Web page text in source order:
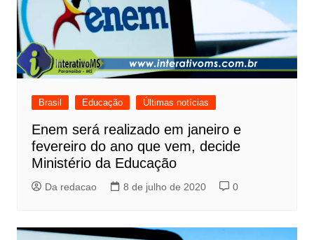
Brasil Educação Últimas notícias
Enem será realizado em janeiro e
fevereiro do ano que vem, decide
Ministério da Educação
Da redacao 8 de julho de 2020 0